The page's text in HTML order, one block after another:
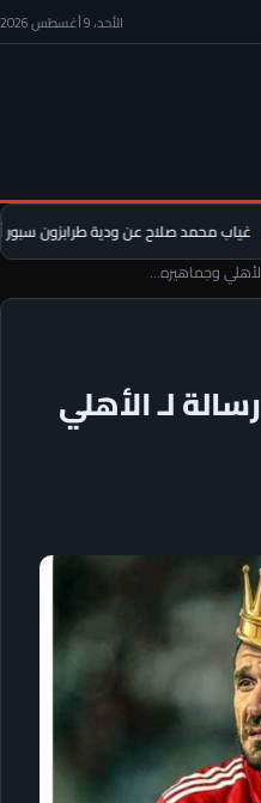
الأحد، 9 أغسطس 2026
محمد صلاح عن ودية طرابزون سبور
وجماهيره…
لـ الأهلي